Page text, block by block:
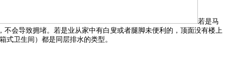
若是马
会导致拥堵。若是业从家中有白叟或者腿脚未便利的，顶面没有楼上
式卫生间）都是同层排水的类型。